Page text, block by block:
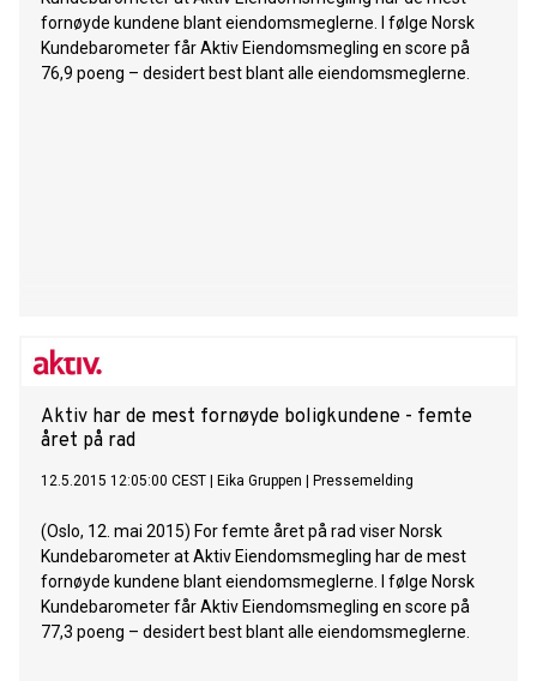
fornøyde kundene blant eiendomsmeglerne. I følge Norsk
Kundebarometer får Aktiv Eiendomsmegling en score på
76,9 poeng – desidert best blant alle eiendomsmeglerne.
Aktiv har de mest fornøyde boligkundene - femte
året på rad
12.5.2015 12:05:00 CEST Eika Gruppen Pressemelding
(Oslo, 12. mai 2015) For femte året på rad viser Norsk
Kundebarometer at Aktiv Eiendomsmegling har de mest
fornøyde kundene blant eiendomsmeglerne. I følge Norsk
Kundebarometer får Aktiv Eiendomsmegling en score på
77,3 poeng – desidert best blant alle eiendomsmeglerne.